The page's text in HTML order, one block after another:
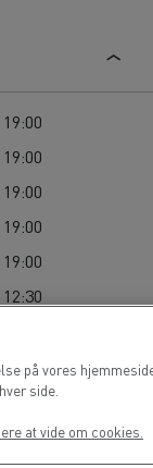
på vores
side.
at vide om cookies.